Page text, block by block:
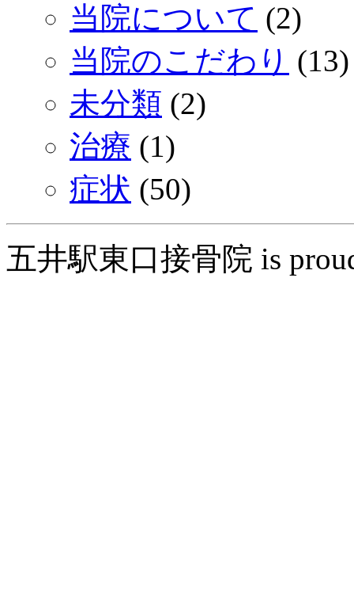
当院について (2)
当院のこだわり (13)
未分類 (2)
治療 (1)
症状 (50)
五井駅東口接骨院 is